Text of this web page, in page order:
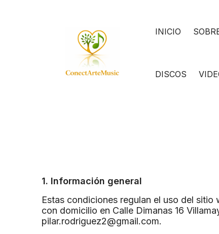
INICIO
DISCOS
1. Información general
Estas condiciones regulan el uso del
con domicilio en Calle Dimanas 16
pilar.rodriguez2@gmail.com.